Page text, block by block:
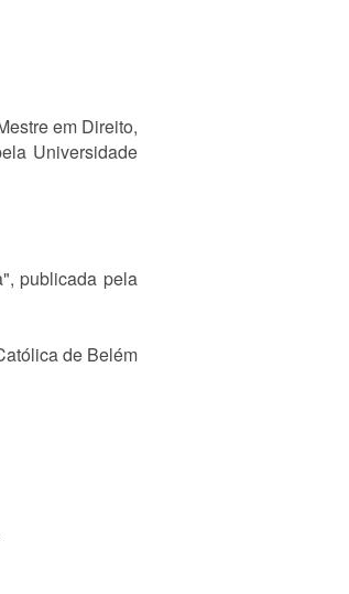
em Direito,
Universidade
publicada pela
de Belém